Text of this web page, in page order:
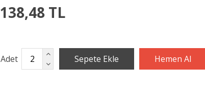
138,48 TL
Adet